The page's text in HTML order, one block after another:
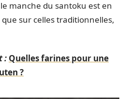
manche du santoku est en
sur celles traditionnelles,
: Quelles farines pour une
?